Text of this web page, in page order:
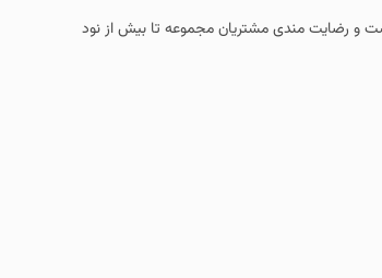
و رضایت مندی مشتریان مجموعه تا بیش از نود